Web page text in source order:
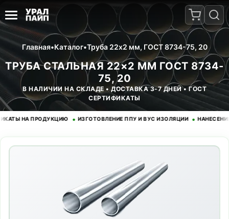
Главная•Каталог•Труба 22x2 мм, ГОСТ 8734-75, 20
ТРУБА СТАЛЬНАЯ 22×2 ММ ГОСТ 8734-
75, 20
В НАЛИЧИИ НА СКЛАДЕ • ДОСТАВКА 3-7 ДНЕЙ • ГОСТ
СЕРТИФИКАТЫ
НА ПРОДУКЦИЮ • ИЗГОТОВЛЕНИЕ ППУ И ВУС ИЗОЛЯЦИИ • НАНЕСЕНИЕ